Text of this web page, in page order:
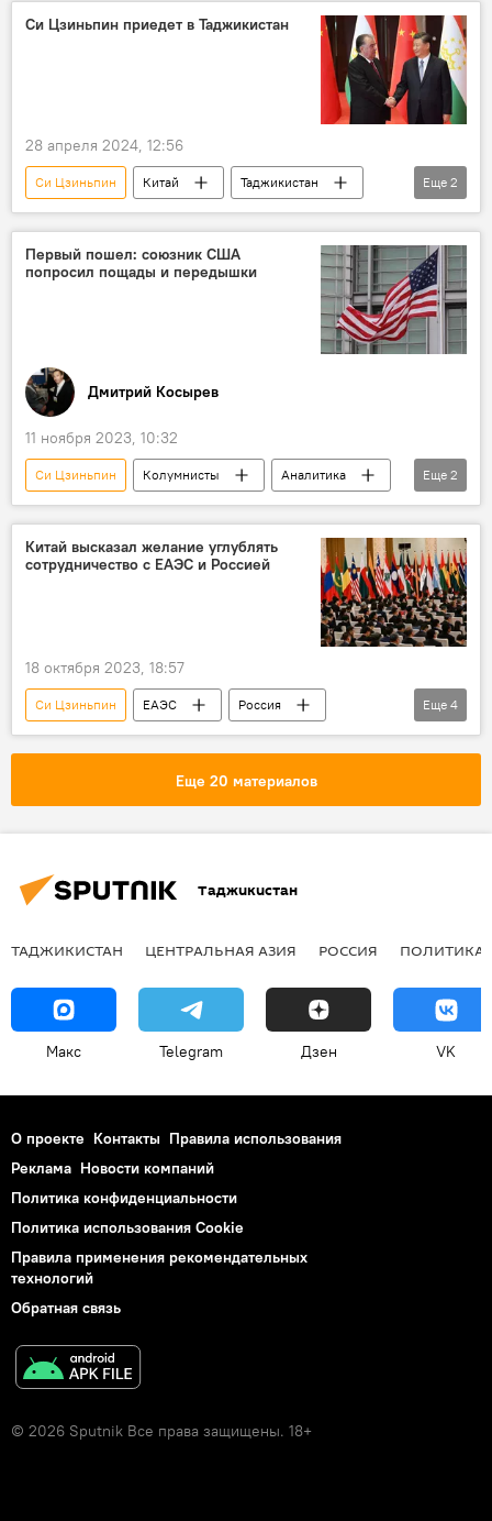
Владимир Путин
Си Цзиньпин приедет в Таджикистан
28 апреля 2024, 12:56
Си Цзиньпин Китай
Таджикистан
Эмомали Рахмон
визит
Еще 2
Первый пошел: союзник США
попросил пощады и передышки
Дмитрий Косырев
11 ноября 2023, 10:32
Си Цзиньпин Колумнисты
Аналитика
Китай
США
Еще 2
Китай высказал желание углублять
сотрудничество с ЕАЭС и Россией
18 октября 2023, 18:57
Си Цзиньпин ЕАЭС
Россия
Китай
Пекин
Владимир Путин
Еще 4
Еще 20 материалов
Таджикистан
ТАДЖИКИСТАН ЦЕНТРАЛЬНАЯ АЗИЯ РОССИЯ ПОЛИТИКА
Макс Telegram Дзен VK
О проекте Контакты Правила использования
Реклама Новости компаний
Политика конфиденциальности
Политика использования Cookie
Правила применения рекомендательных
технологий
Обратная связь
© 2026 Sputnik Все права защищены. 18+